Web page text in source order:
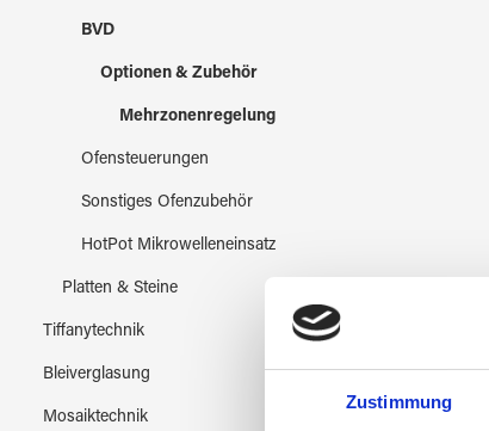
Zustimmung
BVD
Optionen & Zubehör
Mehrzonenregelung
Ofensteuerungen
Sonstiges Ofenzubehör
HotPot Mikrowelleneinsatz
Platten & Steine
Tiffanytechnik
Bleiverglasung
Mosaiktechnik